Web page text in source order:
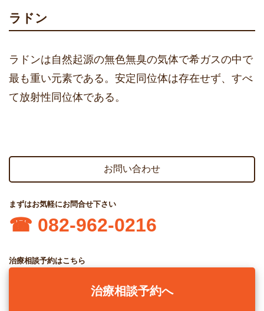
ラドン
ラドンは自然起源の無色無臭の気体で希ガスの中で
最も重い元素である。安定同位体は存在せず、すべ
て放射性同位体である。
お問い合わせ
まずはお気軽にお問合せ下さい
☎︎ 082-962-0216
治療相談予約はこちら
治療相談予約へ